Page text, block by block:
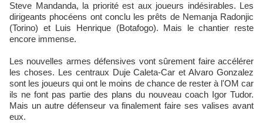
Steve Mandanda, la priorité est aux joueurs indésirables. Les
dirigeants phocéens ont conclu les prêts de Nemanja Radonjic
(Torino) et Luis Henrique (Botafogo). Mais le chantier reste
encore immense.
Les nouvelles armes défensives vont sûrement faire accélérer
les choses. Les centraux Duje Caleta-Car et Alvaro Gonzalez
sont les joueurs qui ont le moins de chance de rester à l'OM car
ils ne font pas partie des plans du nouveau coach Igor Tudor.
Mais un autre défenseur va finalement faire ses valises avant
eux.